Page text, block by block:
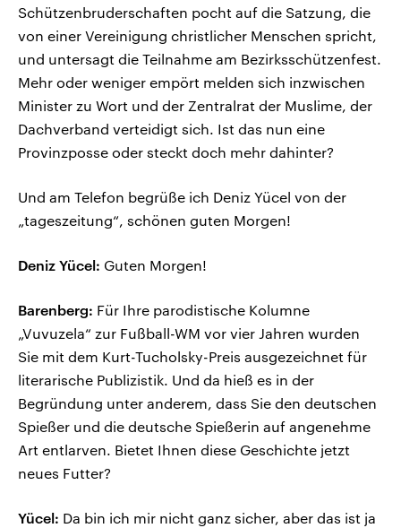
Schützenbruderschaften pocht auf die Satzung, die
von einer Vereinigung christlicher Menschen spricht,
und untersagt die Teilnahme am Bezirksschützenfest.
Mehr oder weniger empört melden sich inzwischen
Minister zu Wort und der Zentralrat der Muslime, der
Dachverband verteidigt sich. Ist das nun eine
Provinzposse oder steckt doch mehr dahinter?
Und am Telefon begrüße ich Deniz Yücel von der
„tageszeitung“, schönen guten Morgen!
Deniz Yücel: Guten Morgen!
Barenberg: Für Ihre parodistische Kolumne
„Vuvuzela“ zur Fußball-WM vor vier Jahren wurden
Sie mit dem Kurt-Tucholsky-Preis ausgezeichnet für
literarische Publizistik. Und da hieß es in der
Begründung unter anderem, dass Sie den deutschen
Spießer und die deutsche Spießerin auf angenehme
Art entlarven. Bietet Ihnen diese Geschichte jetzt
neues Futter?
Yücel: Da bin ich mir nicht ganz sicher, aber das ist ja